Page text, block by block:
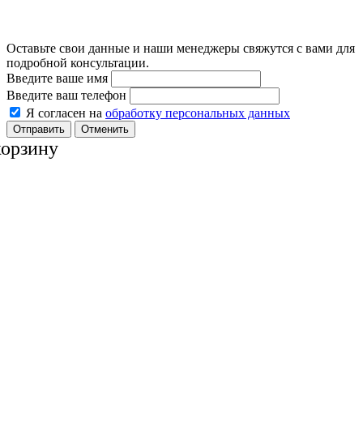
Оставьте свои данные и наши менеджеры свяжутся с вами для
подробной консультации.
Введите ваше имя
Введите ваш телефон
Я согласен на обработку персональных данных
Отменить